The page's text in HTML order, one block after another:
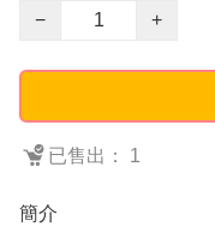
−
+
已售出： 1
簡介